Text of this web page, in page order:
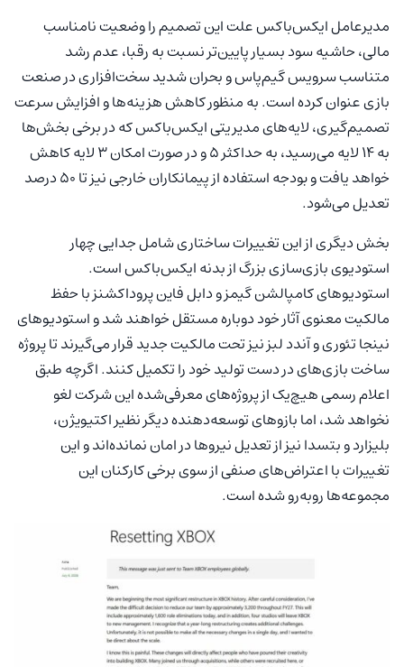
مدیرعامل ایکس‌باکس علت این تصمیم را وضعیت نامناسب
مالی، حاشیه سود بسیار پایین‌تر نسبت به رقبا، عدم رشد
متناسب سرویس گیم‌پاس و بحران شدید سخت‌افزاری در صنعت
بازی عنوان کرده است. به منظور کاهش هزینه‌ها و افزایش سرعت
تصمیم‌گیری، لایه‌های مدیریتی ایکس‌باکس که در برخی بخش‌ها
به ۱۴ لایه می‌رسید، به حداکثر ۵ و در صورت امکان ۳ لایه کاهش
خواهد یافت و بودجه استفاده از پیمانکاران خارجی نیز تا ۵۰ درصد
تعدیل می‌شود.
بخش دیگری از این تغییرات ساختاری شامل جدایی چهار
استودیوی بازی‌سازی بزرگ از بدنه ایکس‌باکس است.
استودیوهای کامپالشن گیمز و دابل فاین پروداکشنز با حفظ
مالکیت معنوی آثار خود دوباره مستقل خواهند شد و استودیوهای
نینجا تئوری و آندد لبز نیز تحت مالکیت جدید قرار می‌گیرند تا پروژه
ساخت بازی‌های در دست تولید خود را تکمیل کنند. اگرچه طبق
اعلام رسمی هیچ‌یک از پروژه‌های معرفی‌شده این شرکت لغو
نخواهد شد، اما بازوهای توسعه‌دهنده دیگر نظیر اکتیویژن،
بلیزارد و بتسدا نیز از تعدیل نیروها در امان نمانده‌اند و این
تغییرات با اعتراض‌های صنفی از سوی برخی کارکنان این
مجموعه‌ها روبه‌رو شده است.